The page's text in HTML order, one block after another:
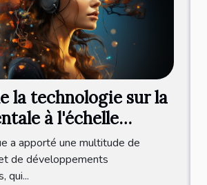
la technologie sur la
à l'échelle
a apporté une multitude de
de développements
qui...